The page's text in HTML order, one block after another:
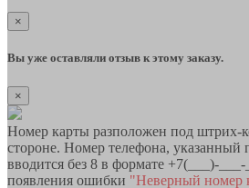
×
Вы уже оставляли отзыв к этому заказу.
×
Номер карты разположен под штрих-
стороне. Номер телефона, указанный
вводится без 8 в формате +7(___)-
появления ошибки "Неверный номер